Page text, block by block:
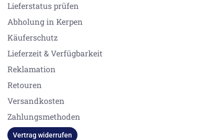
Lieferstatus prüfen
Abholung in Kerpen
Käuferschutz
Lieferzeit & Verfügbarkeit
Reklamation
Retouren
Versandkosten
Zahlungsmethoden
Vertrag widerrufen